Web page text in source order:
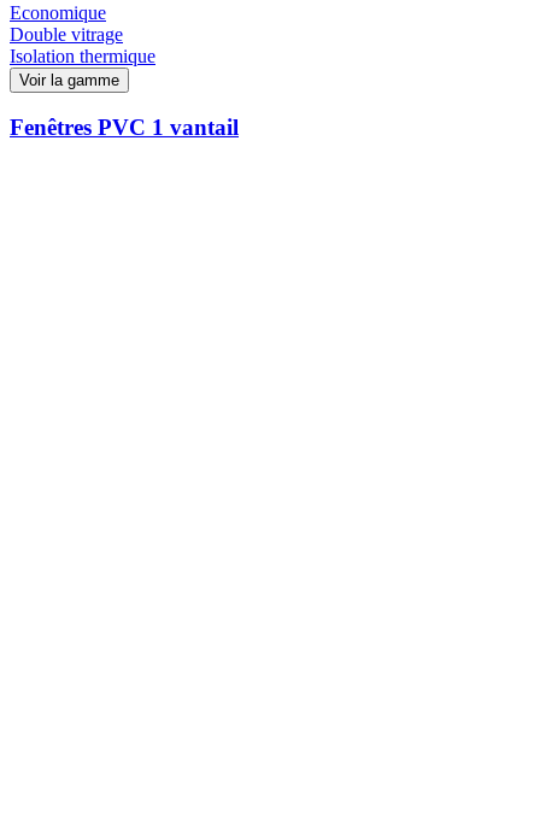
Economique
Double vitrage
Isolation thermique
Voir la gamme
Fenêtres PVC 1 vantail